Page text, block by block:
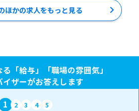
ほかの求人をもっと見る
「給与」「職場の雰囲気」
イザーがお答えします
1 2 3 4 5